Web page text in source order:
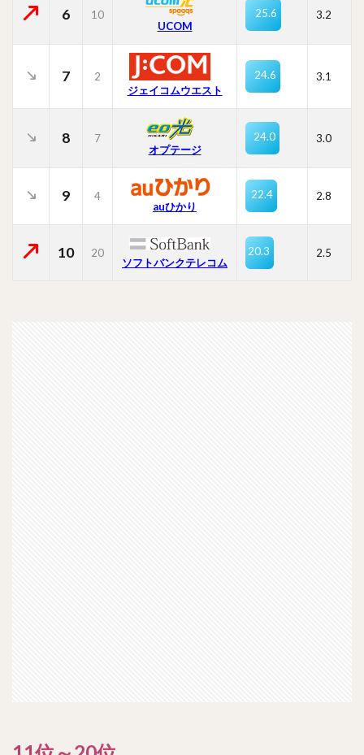
6
10
UCOM
25.6 3.2
7
2
ジェイコムウエスト
24.6 3.1
8
7
オプテージ
24.0 3.0
9
4
auひかり
22.4 2.8
10 20
ソフトバンクテレコム
20.3 2.5